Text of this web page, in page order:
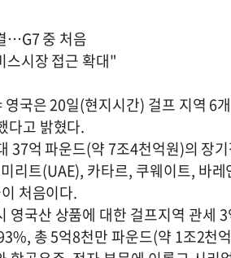
…G7 중 처음
시장 접근 확대"
국은 20일(현지시간) 걸프 지역 6
다고 밝혔다.
37억 파운드(약 7조4천억원)의 장
리트(UAE), 카타르, 쿠웨이트, 바
처음이다.
영국산 상품에 대한 걸프지역 관세
총 5억8천만 파운드(약 1조2천